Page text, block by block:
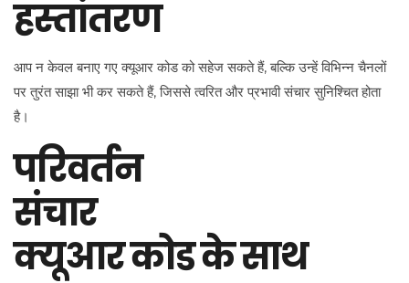
हस्तांतरण
आप न केवल बनाए गए क्यूआर कोड को सहेज सकते हैं, बल्कि उन्हें विभिन्न चैनलों
पर तुरंत साझा भी कर सकते हैं, जिससे त्वरित और प्रभावी संचार सुनिश्चित होता
है।
परिवर्तन
संचार
क्यूआर कोड के साथ